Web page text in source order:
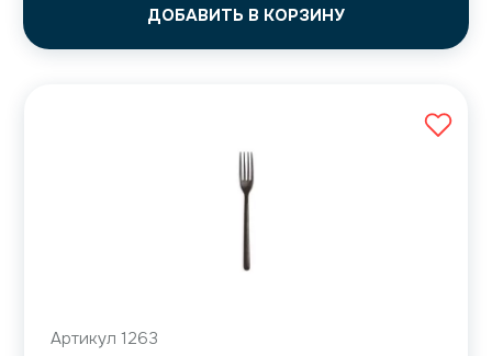
ДОБАВИТЬ В КОРЗИНУ
Артикул 1263